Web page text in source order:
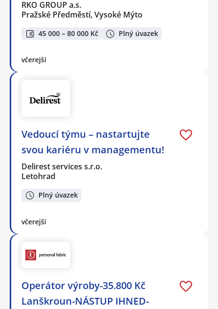
RKO GROUP a.s.
Pražské Předměstí, Vysoké Mýto
45 000 – 80 000 Kč Plný úvazek
včerejší
Vedoucí týmu – nastartujte
svou kariéru v managementu!
Delirest services s.r.o.
Letohrad
Plný úvazek
včerejší
Operátor výroby-35.800 Kč
Lanškroun-NÁSTUP IHNED-